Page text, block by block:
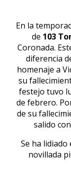
En la
de 103
Coronada.
diferencia
homenaje a
su
festejo tuvo
de febrero.
de su
salido
Se ha
novillada